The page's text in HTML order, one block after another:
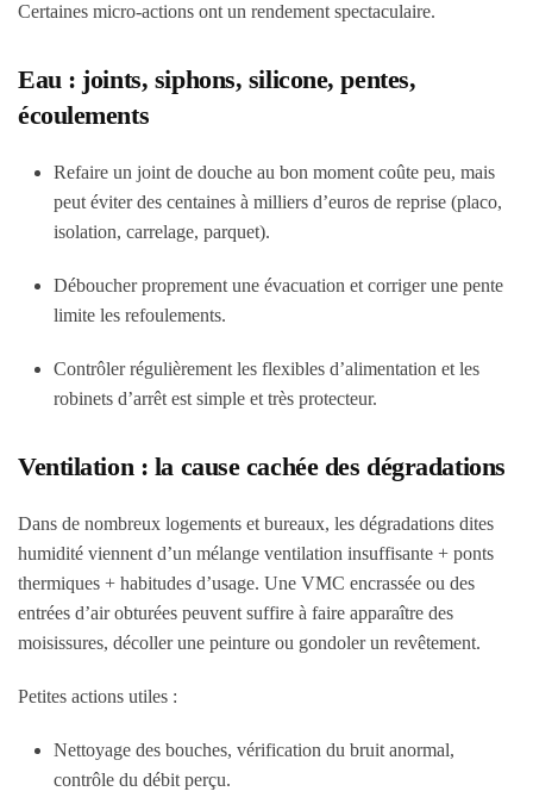
Certaines micro-actions ont un rendement spectaculaire.
Eau : joints, siphons, silicone, pentes,
écoulements
Refaire un joint de douche au bon moment coûte peu, mais
peut éviter des centaines à milliers d’euros de reprise (placo,
isolation, carrelage, parquet).
Déboucher proprement une évacuation et corriger une pente
limite les refoulements.
Contrôler régulièrement les flexibles d’alimentation et les
robinets d’arrêt est simple et très protecteur.
Ventilation : la cause cachée des dégradations
Dans de nombreux logements et bureaux, les dégradations dites
humidité viennent d’un mélange ventilation insuffisante + ponts
thermiques + habitudes d’usage. Une VMC encrassée ou des
entrées d’air obturées peuvent suffire à faire apparaître des
moisissures, décoller une peinture ou gondoler un revêtement.
Petites actions utiles :
Nettoyage des bouches, vérification du bruit anormal,
contrôle du débit perçu.